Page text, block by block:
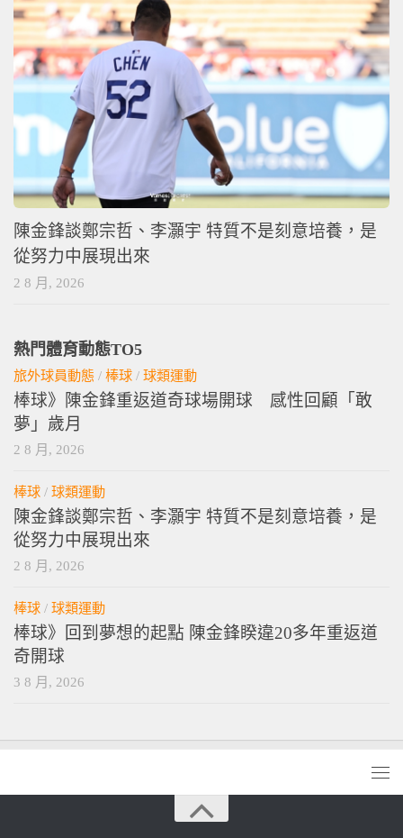
陳金鋒談鄭宗哲、李灝宇 特質不是刻意培養，是
從努力中展現出來
2 8 月, 2026
熱門體育動態TO5
旅外球員動態 / 棒球 / 球類運動
棒球》陳金鋒重返道奇球場開球 感性回顧「敢
夢」歲月
2 8 月, 2026
棒球 / 球類運動
陳金鋒談鄭宗哲、李灝宇 特質不是刻意培養，是
從努力中展現出來
2 8 月, 2026
棒球 / 球類運動
棒球》回到夢想的起點 陳金鋒睽違20多年重返道
奇開球
3 8 月, 2026